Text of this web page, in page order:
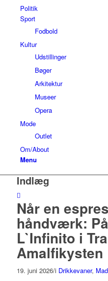
Politik
Sport
Fodbold
Kultur
Udstillinger
Bøger
Arkitektur
Museer
Opera
Mode
Outlet
Om/About
Menu
Indlæg
Når en
håndværk:
L`Infinito i
Amalfikysten
19. juni 2026/i Drikkevaner, Mad